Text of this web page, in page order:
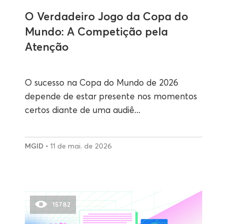
O Verdadeiro Jogo da Copa do
Mundo: A Competição pela
Atenção
O sucesso na Copa do Mundo de 2026
depende de estar presente nos momentos
certos diante de uma audiê...
MGID • 11 de mai. de 2026
15782